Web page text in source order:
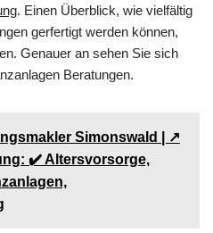
. Einen Überblick, wie vielfältig
gerfertigt werden können,
Genauer an sehen Sie sich
Beratungen.
Simonswald | ↗️
✔️ Altersvorsorge,